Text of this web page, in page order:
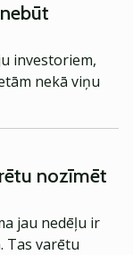
investoriem,
nekā viņu
nozīmēt
jau nedēļu ir
Tas varētu